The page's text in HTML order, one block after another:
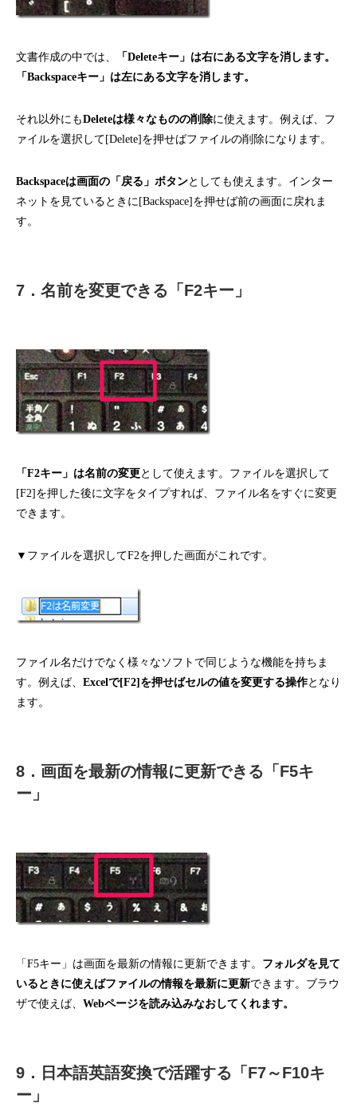
文書作成の中では、
「Deleteキー」は右にある文字を消します。
「Backspaceキー」は左にある文字を消します。
それ以外にもDeleteは様々なものの削除に使えます。例えば、フ
ァイルを選択して[Delete]を押せばファイルの削除になります。
Backspaceは画面の「戻る」ボタンとしても使えます。インター
ネットを見ているときに[Backspace]を押せば前の画面に戻れま
す。
7．名前を変更できる「F2キー」
「F2キー」は名前の変更として使えます。ファイルを選択して
[F2]を押した後に文字をタイプすれば、ファイル名をすぐに変更
できます。
▼ファイルを選択してF2を押した画面がこれです。
ファイル名だけでなく様々なソフトで同じような機能を持ちま
す。例えば、 Excelで[F2]を押せばセルの値を変更する操作となり
ます。
8．画面を最新の情報に更新できる「F5キ
ー」
「F5キー」は画面を最新の情報に更新できます。 フォルダを見て
いるときに使えばファイルの情報を最新に更新できます。ブラウ
ザで使えば、 Webページを読み込みなおしてくれます。
9．日本語英語変換で活躍する「F7～F10キ
ー」